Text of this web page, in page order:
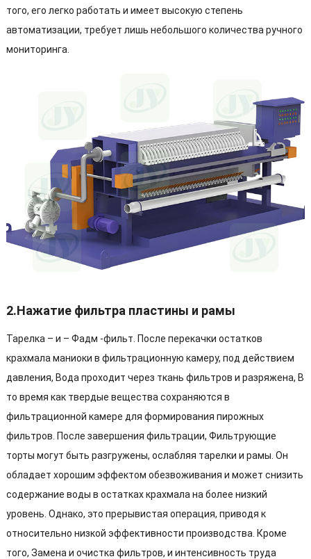
того, его легко работать и имеет высокую степень
автоматизации, требует лишь небольшого количества ручного
мониторинга.
2.Нажатие фильтра пластины и рамы
Тарелка – и – Фадм -фильт. После перекачки остатков
крахмала маниоки в фильтрационную камеру, под действием
давления, Вода проходит через ткань фильтров и разряжена, В
то время как твердые вещества сохраняются в
фильтрационной камере для формирования пирожных
фильтров. После завершения фильтрации, Фильтрующие
торты могут быть разгружены, ослабляя тарелки и рамы. Он
обладает хорошим эффектом обезвоживания и может снизить
содержание воды в остатках крахмала на более низкий
уровень. Однако, это прерывистая операция, приводя к
относительно низкой эффективности производства. Кроме
того, Замена и очистка фильтров, и интенсивность труда